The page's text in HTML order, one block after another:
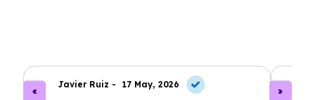
Javier Ruiz - 17 May, 2026